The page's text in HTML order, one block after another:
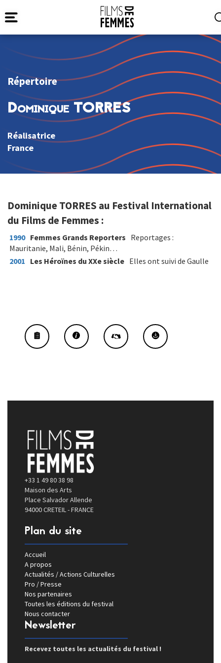
Répertoire
Dominique TORRES
Réalisatrice
France
Dominique TORRES au Festival International
du Films de Femmes :
1990 Femmes Grands Reporters Reportages :
Mauritanie, Mali, Bénin, Pékin…
2001 Les Héroïnes du XXe siècle Elles ont suivi de Gaulle
+33 1 49 80 38 98
Maison des Arts
Place Salvador Allende
94000 CRETEIL - FRANCE
Plan du site
Accueil
A propos
Actualités / Actions Culturelles
Pro / Presse
Nos partenaires
Toutes les éditions du festival
Nous contacter
Newsletter
Recevez toutes les actualités du festival !